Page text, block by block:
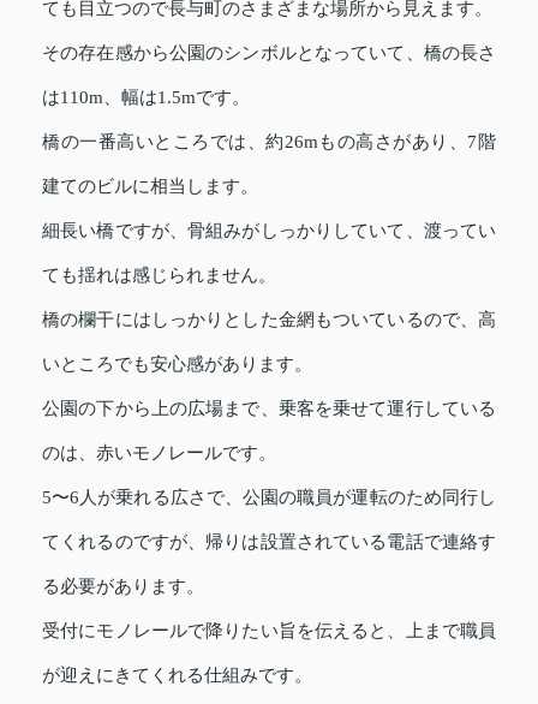
ても目立つので長与町のさまざまな場所から見えます。
その存在感から公園のシンボルとなっていて、橋の長さ
は110m、幅は1.5mです。
橋の一番高いところでは、約26mもの高さがあり、7階
建てのビルに相当します。
細長い橋ですが、骨組みがしっかりしていて、渡ってい
ても揺れは感じられません。
橋の欄干にはしっかりとした金網もついているので、高
いところでも安心感があります。
公園の下から上の広場まで、乗客を乗せて運行している
のは、赤いモノレールです。
5〜6人が乗れる広さで、公園の職員が運転のため同行し
てくれるのですが、帰りは設置されている電話で連絡す
る必要があります。
受付にモノレールで降りたい旨を伝えると、上まで職員
が迎えにきてくれる仕組みです。